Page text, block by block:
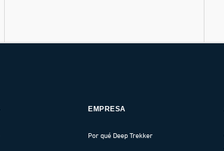
EMPRESA
Por qué Deep Trekker